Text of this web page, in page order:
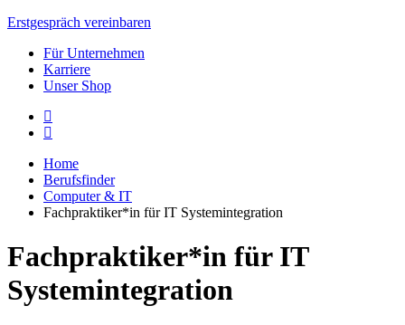
Erstgespräch vereinbaren
Für Unternehmen
Karriere
Unser Shop
Home
Berufsfinder
Computer & IT
Fachpraktiker*in für IT Systemintegration
Fachpraktiker*in für IT
Systemintegration